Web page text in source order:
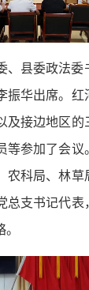
、县委政法委
振华出席。红
及接边地区的
等参加了会议
农科局、林草
总支书记代表